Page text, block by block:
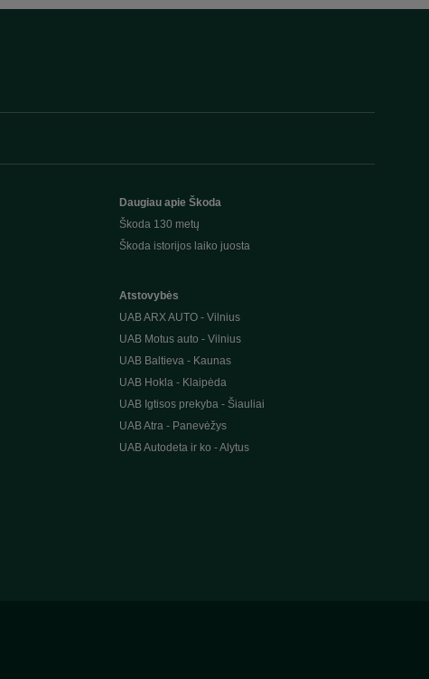
Daugiau apie Škoda
Škoda 130 metų
Škoda istorijos laiko juosta
Atstovybės
UAB ARX AUTO - Vilnius
UAB Motus auto - Vilnius
UAB Baltieva - Kaunas
UAB Hokla - Klaipėda
UAB Igtisos prekyba - Šiauliai
UAB Atra - Panevėžys
UAB Autodeta ir ko - Alytus